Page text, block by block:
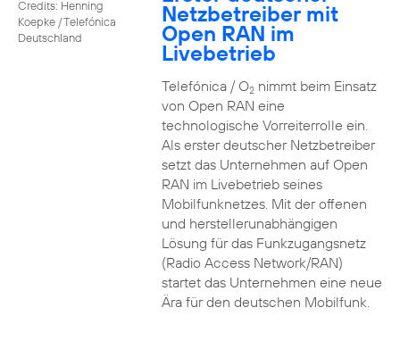
Credits: Henning
Koepke / Telefónica
Deutschland
Netzbetreiber mit
Open RAN im
Livebetrieb
Telefónica / O2nimmt beim Einsatz
von Open RAN eine
technologische Vorreiterrolle ein.
Als erster deutscher Netzbetreiber
setzt das Unternehmen auf Open
RAN im Livebetrieb seines
Mobilfunknetzes. Mit der offenen
und herstellerunabhängigen
Lösung für das Funkzugangsnetz
(Radio Access Network/RAN)
startet das Unternehmen eine neue
Ära für den deutschen Mobilfunk.